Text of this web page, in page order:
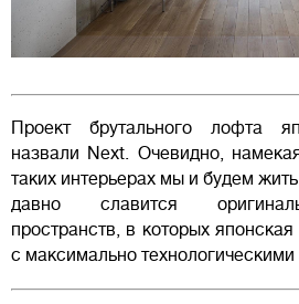
Проект брутального лофта
назвали Next. Очевидно,
таких интерьерах мы и будем
давно славится
пространств, в которых
с максимально